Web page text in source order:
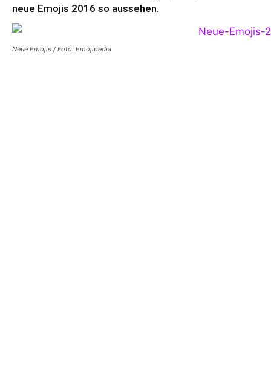
neue Emojis 2016 so aussehen.
Neue Emojis / Foto: Emojipedia